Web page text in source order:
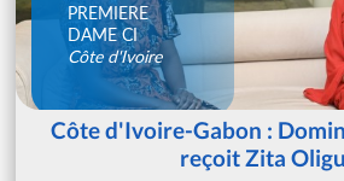
PREMIERE
DAME CI
Côte d'Ivoire
Côte d'Ivoire-Gabon :
reçoit Zita